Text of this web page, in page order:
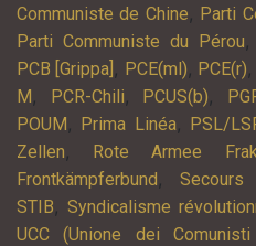
Communiste de Chine, Parti
Parti Communiste du Pérou,
PCB [Grippa] , PCE(ml), PCE(r),
M , PCR-Chili, PCUS(b),
POUM , Prima Linéa, PSL/
Zellen, Rote Armee
Frontkämpferbund , Secours
STIB, Syndicalisme
UCC (Unione dei Comunisti